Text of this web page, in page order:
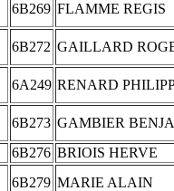
6B269 FLAMME REGIS
6B272 GAILLARD
6A249 RENARD
6B273 GAMBIER
6B276 BRIOIS HERVE
6B279 MARIE ALAIN